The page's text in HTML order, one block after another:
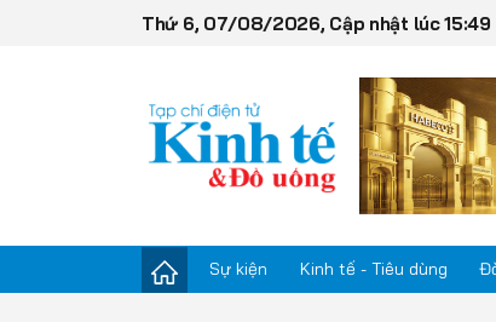
Thứ 6, 07/08/2026, Cập nhật lúc 15:49
Sự kiện Kinh tế - Tiêu dùng